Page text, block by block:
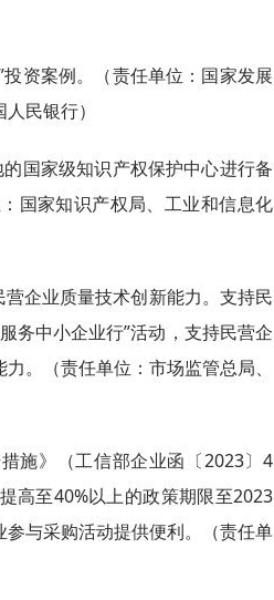
资案例。（责任单位：国家发展
民银行）
国家级知识产权保护中心进行备
国家知识产权局、工业和信息化
企业质量技术创新能力。支持民
务中小企业行”活动，支持民营企
。（责任单位：市场监管总局、
施》（工信部企业函〔2023〕4
高至40%以上的政策期限至2023
与采购活动提供便利。（责任单